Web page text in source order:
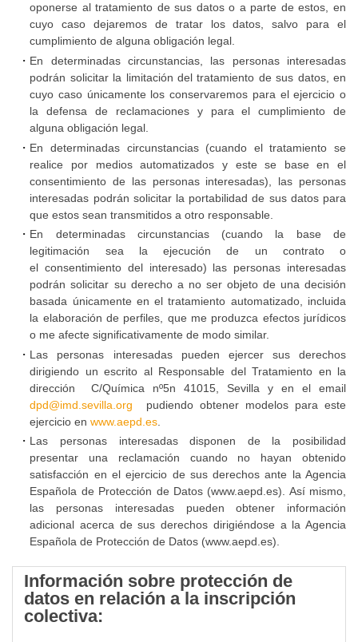
oponerse al tratamiento de sus datos o a parte de estos, en
cuyo caso dejaremos de tratar los datos, salvo para el
cumplimiento de alguna obligación legal.
En determinadas circunstancias, las personas interesadas
podrán solicitar la limitación del tratamiento de sus datos, en
cuyo caso únicamente los conservaremos para el ejercicio o
la defensa de reclamaciones y para el cumplimiento de
alguna obligación legal.
En determinadas circunstancias (cuando el tratamiento se
realice por medios automatizados y este se base en el
consentimiento de las personas interesadas), las personas
interesadas podrán solicitar la portabilidad de sus datos para
que estos sean transmitidos a otro responsable.
En determinadas circunstancias (cuando la base de
legitimación sea la ejecución de un contrato o
el consentimiento del interesado) las personas interesadas
podrán solicitar su derecho a no ser objeto de una decisión
basada únicamente en el tratamiento automatizado, incluida
la elaboración de perfiles, que me produzca efectos jurídicos
o me afecte significativamente de modo similar.
Las personas interesadas pueden ejercer sus derechos
dirigiendo un escrito al Responsable del Tratamiento en la
dirección C/Química nº5n 41015, Sevilla y en el email
dpd@imd.sevilla.org pudiendo obtener modelos para este
ejercicio enwww.aepd.es
Las personas interesadas disponen de la posibilidad
presentar una reclamación cuando no hayan obtenido
satisfacción en el ejercicio de sus derechos ante la Agencia
Española de Protección de Datos (www.aepd.es). Así mismo,
las personas interesadas pueden obtener información
adicional acerca de sus derechos dirigiéndose a la Agencia
Española de Protección de Datos (www.aepd.es).
Información sobre protección de
datos en relación a la inscripción
colectiva: